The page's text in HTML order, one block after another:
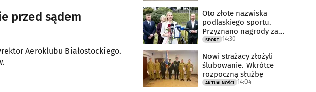
przed sądem
Aeroklubu Białostockiego.
Oto złote nazwiska
podlaskiego sportu.
Przyznano nagrody za
2025 rok
SPORT 14:30
Nowi strażacy złożyli
ślubowanie. Wkrótce
rozpoczną służbę
AKTUALNOŚCI 14:04